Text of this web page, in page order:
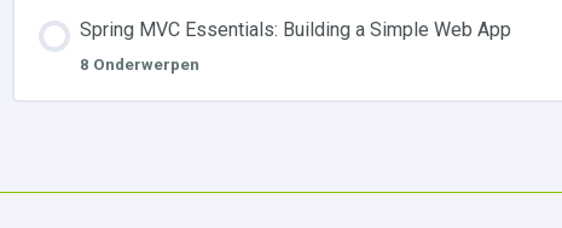
Spring MVC Essentials: Building a Simple Web App
8 Onderwerpen